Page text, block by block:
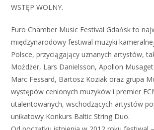
WSTĘP WOLNY.
Euro Chamber Music Festival Gdańsk to
międzynarodowy festiwal muzyki
Polsce, przyciągający uznanych artystów,
Możdżer, Lars Danielsson, Apollon
Marc Fessard, Bartosz Koziak oraz grupa
występów cenionych muzyków i premier
utalentowanych, wschodzących artystów
unikatowy Konkurs Baltic String Duo.